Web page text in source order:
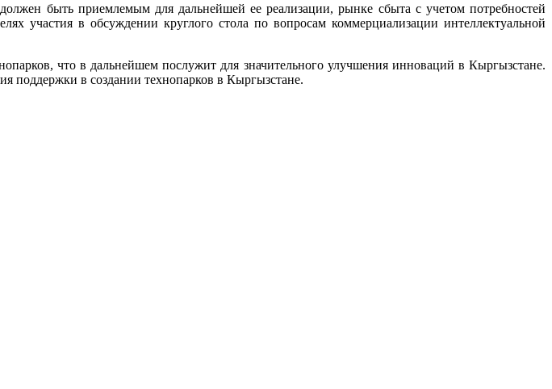
быть приемлемым для дальнейшей ее реализации, рынке сбыта с учетом потребностей
участия в обсуждении круглого стола по вопросам коммерциализации интеллектуальной
что в дальнейшем послужит для значительного улучшения инноваций в Кыргызстане.
поддержки в создании технопарков в Кыргызстане.